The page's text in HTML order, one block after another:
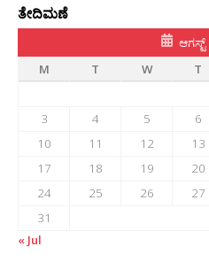
ತೇದಿಮಣೆ
ಆಗಸ್ಟ್
M
T W T
3
4 5 6
10
11 12 13
17
18 19 20
24
25 26 27
31
« Jul